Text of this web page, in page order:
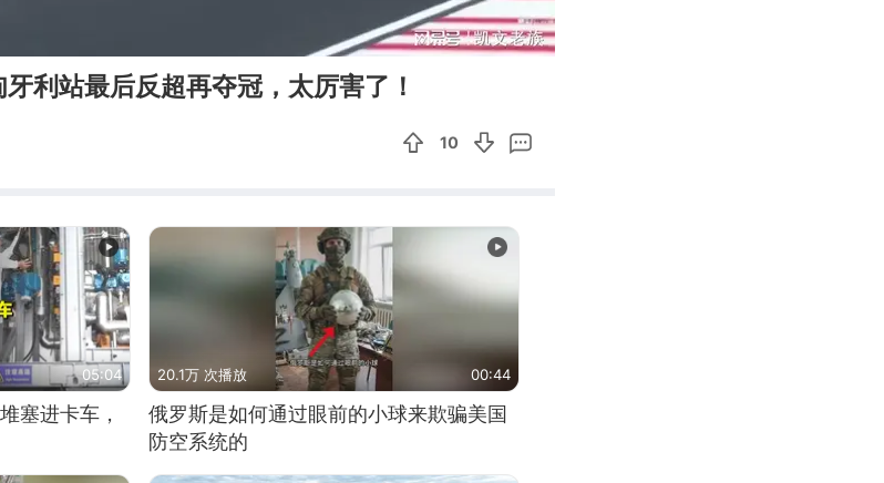
01:09
利站最后反超再夺冠，太厉害了！
10
05:04
塞进卡车，
20.1万 次播放 00:44
俄罗斯是如何通过眼前的小球来欺骗美国
防空系统的